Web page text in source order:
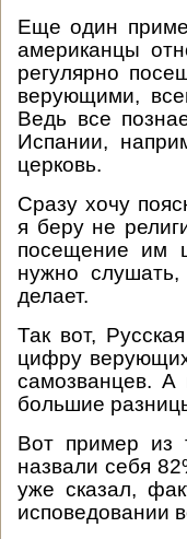
Еще один
американцы
регулярно
верующими,
Ведь все
Испании,
церковь.
Сразу хочу
я беру не
посещение им
нужно
делает.
Так вот,
цифру
самозванцев.
большие
Вот пример из
назвали себя
уже сказал,
исповедовании